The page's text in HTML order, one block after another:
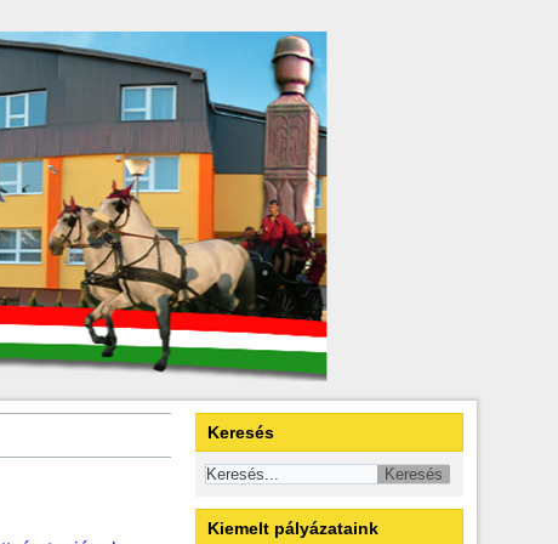
Keresés
Kiemelt pályázataink